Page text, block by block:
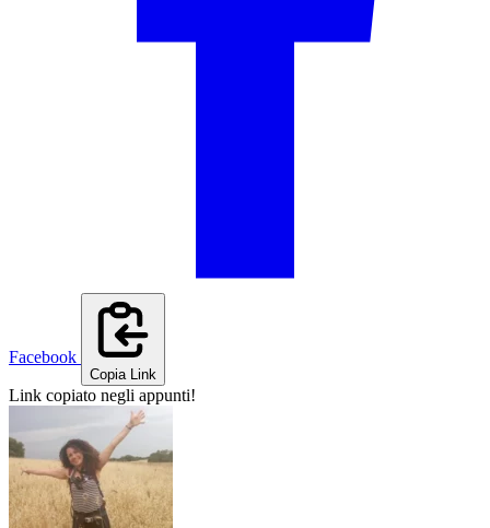
Facebook
Copia Link
Link copiato negli appunti!